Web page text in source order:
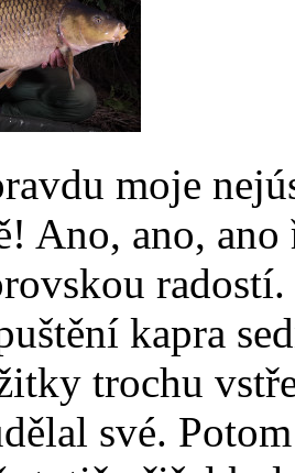
moje
Ano, ano,
kapra
trochu
své.